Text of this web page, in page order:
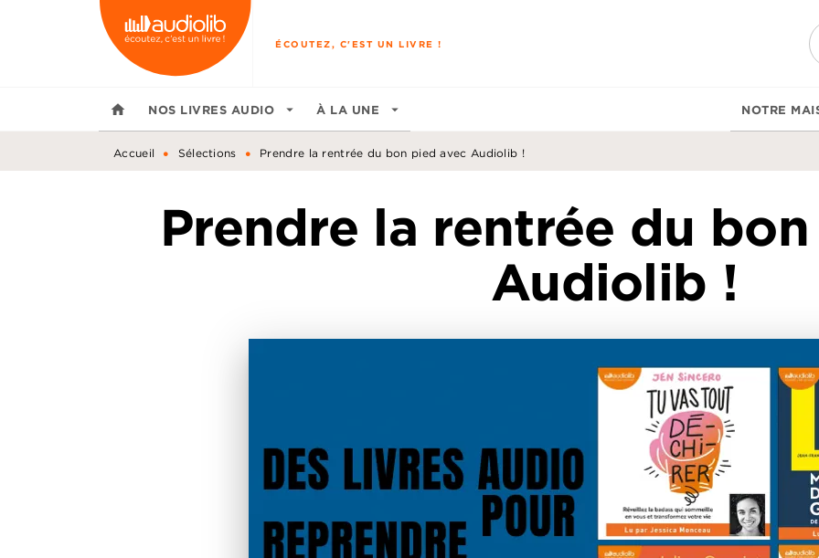
MENU RECHERCHE
ÉCOUTEZ, C'EST UN LIVRE !
home NOS LIVRES AUDIO arrow_drop_down À LA UNE arrow_drop_down NOTRE
Accueil • Sélections • Prendre la rentrée du bon pied avec Audiolib !
Prendre la rentrée du
Audiolib !